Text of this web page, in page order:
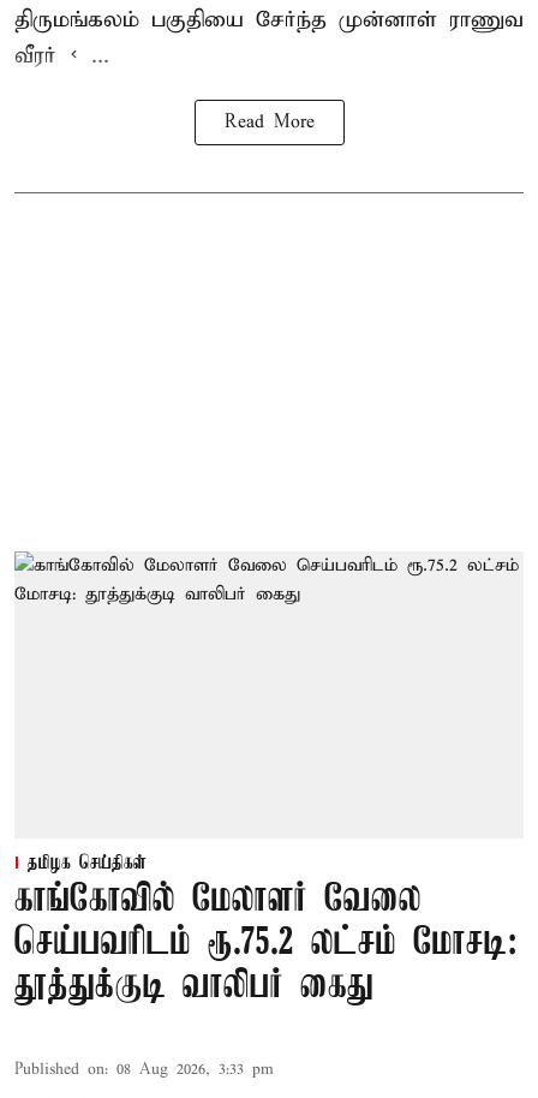
திருமங்கலம் பகுதியை சேர்ந்த முன்னாள் ராணுவ
வீரர் < ...
Read More
தமிழக செய்திகள்
காங்கோவில் மேலாளர் வேலை
செய்பவரிடம் ரூ.75.2 லட்சம் மோசடி:
தூத்துக்குடி வாலிபர் கைது
Published on: 08 Aug 2026, 3:33 pm